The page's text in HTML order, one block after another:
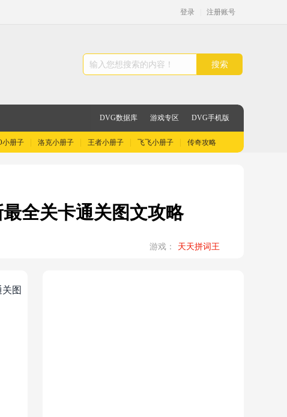
登录 注册账号
搜索
DVG数据库 游戏专区 DVG手机版
小册子 洛克小册子 王者小册子 飞飞小册子 传奇攻略
全关卡通关图文攻略
游戏： 天天拼词王
图